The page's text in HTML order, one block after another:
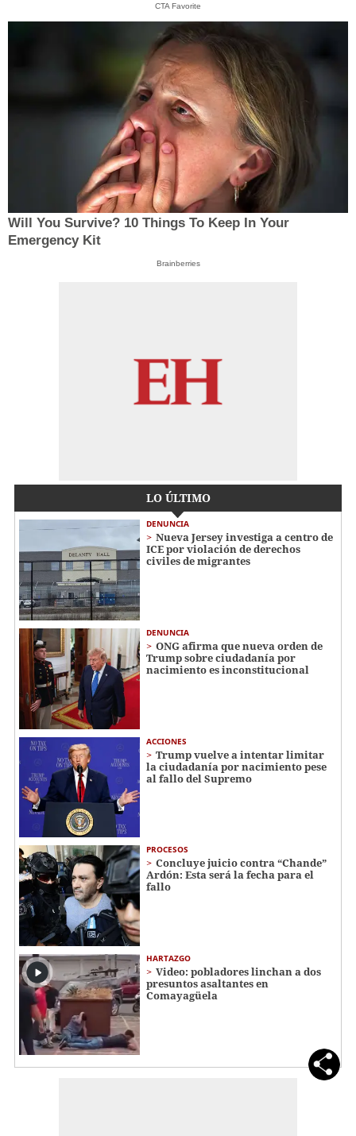
CTA Favorite
Will You Survive? 10 Things To Keep In Your
Emergency Kit
Brainberries
LO ÚLTIMO
DENUNCIA
Nueva Jersey investiga a centro de
ICE por violación de derechos
civiles de migrantes
DENUNCIA
ONG afirma que nueva orden de
Trump sobre ciudadanía por
nacimiento es inconstitucional
ACCIONES
Trump vuelve a intentar limitar
la ciudadanía por nacimiento pese
al fallo del Supremo
PROCESOS
Concluye juicio contra “Chande”
Ardón: Esta será la fecha para el
fallo
HARTAZGO
Video: pobladores linchan a dos
presuntos asaltantes en
Comayagüela